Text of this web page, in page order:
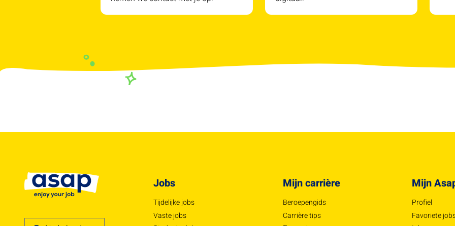
Jobs
Tijdelijke jobs
Vaste jobs
Mijn carrière
Beroepengids
Carrière tips
Mijn
Profiel
Favoriete